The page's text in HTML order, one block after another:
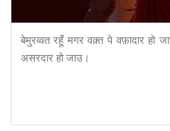
बेमुरव्वत रहूँ मगर वक़्त पे वफ़ादार हो
असरदार हो जाउ।